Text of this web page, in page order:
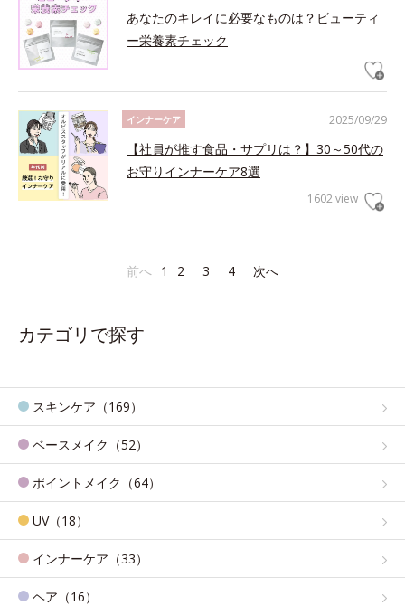
あなたのキレイに必要なものは？ビューティ
ー栄養素チェック
2025/09/29
インナーケア
【社員が推す食品・サプリは？】30～50代の
お守りインナーケア8選
1602 view
前へ 1 2 3 4 次へ
カテゴリで探す
スキンケア（169）
ベースメイク（52）
ポイントメイク（64）
UV（18）
インナーケア（33）
ヘア（16）